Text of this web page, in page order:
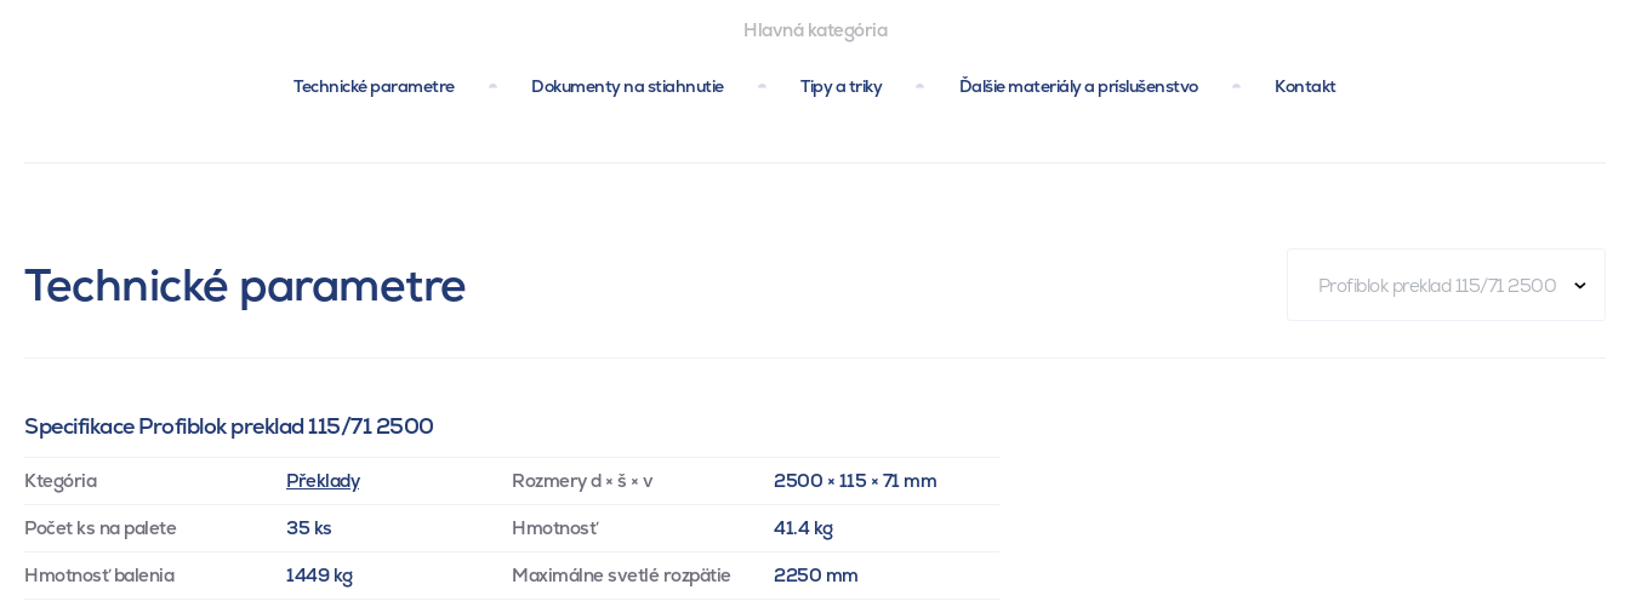
Hlavná kategória
Technické parametre Dokumenty na stiahnutie Tipy a triky Ďalšie materiály a príslušenstvo Kontakt
Technické parametre Profiblok preklad 115/71 2500
Specifikace Profiblok preklad 115/71 2500
Ktegória Překlady
Počet ks na palete 35 ks
Hmotnosť balenia 1449 kg
Rozmery d × š × v 2500 × 115 × 71 mm
Hmotnosť 41.4 kg
Maximálne svetlé rozpätie 2250 mm